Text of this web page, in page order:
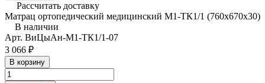
Рассчитать доставку
Матрац ортопедический медицинский М1-ТК1/1 (760x670x30)
В наличии
Арт. ВиЦыАн-М1-ТК1/1-07
3 066 ₽
В корзину